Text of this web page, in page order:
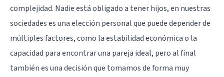
complejidad. Nadie está obligado a tener hijos, en nuestras
sociedades es una elección personal que puede depender de
múltiples factores, como la estabilidad económica o la
capacidad para encontrar una pareja ideal, pero al final
también es una decisión que tomamos de forma muy